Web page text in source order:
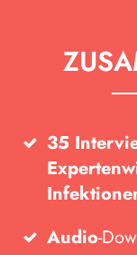
35
Audio-